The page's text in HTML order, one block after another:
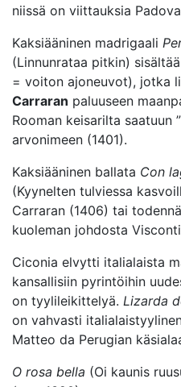
niissä on viittauksia
Kaksiääninen madrigaali
(Linnunrataa pitkin)
= voiton ajoneuvot), jotka
Carraran paluuseen
Rooman keisarilta saatuun
arvonimeen (1401).
Kaksiääninen ballata Con
(Kyynelten tulviessa
Carraran (1406) tai
kuoleman johdosta
Ciconia elvytti italialaista
kansallisiin pyrintöihin
on tyylileikittelyä. Lizarda
on vahvasti
Matteo da Perugian
O rosa bella (Oi kaunis